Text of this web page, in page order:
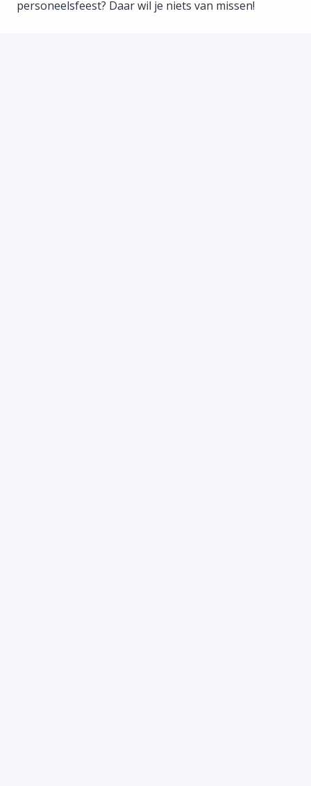
personeelsfeest? Daar wil je niets van missen!